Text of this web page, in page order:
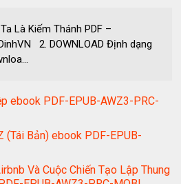
Là Kiếm Thánh PDF –
2. DOWNLOAD Định dạng
ebook PDF-EPUB-AWZ3-PRC-
(Tái Bản) ebook PDF-EPUB-
Và Cuộc Chiến Tạo Lập Thung